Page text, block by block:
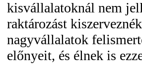
kisvállalatoknál nem
raktározást
nagyvállalatok
előnyeit, és élnek is